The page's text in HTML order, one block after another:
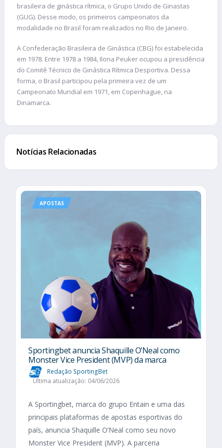
brasileira de ginástica rítmica, o Grupo Unido de Ginastas
(GUG). Desse modo, os primeiros campeonatos da
modalidade no Brasil foram realizados no Rio de Janeiro.
A Confederação Brasileira de Ginástica (CBG) foi estabelecida
em 1978. Entre 1978 a 1984, Ilona Peuker ocupou a presidência
do Comitê Técnico de Ginástica Rítmica Desportiva. Dessa
forma, o Brasil participou pela primeira vez de um
Campeonato Mundial em 1971, em Copenhague, na
Dinamarca.
Notícias Relacionadas
APOSTAS
Sportingbet anuncia Shaquille O’Neal como
Monster Vice President (MVP) da marca
Redação SportingBet
Última atualização: 04/06/2026
A Sportingbet, marca do grupo Entain e uma das
principais plataformas de apostas esportivas do
país, anuncia Shaquille O’Neal como seu novo
Monster Vice President (MVP). A parceria